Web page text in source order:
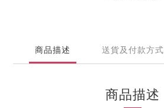
商品描述 送貨及付款方式
商品描述